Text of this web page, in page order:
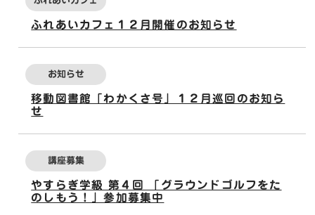
ふれあいカフェ１２月開催のお知らせ
お知らせ
移動図書館「わかくさ号」１２月巡回のお知ら
せ
講座募集
やすらぎ学級 第４回 「グラウンドゴルフをた
のしもう！」参加募集中